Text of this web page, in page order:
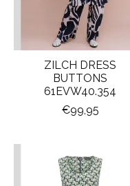
ZILCH DRESS
BUTTONS
61EVW40.354
€99,95